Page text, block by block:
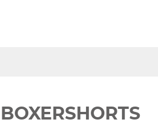
BOXERSHORTS